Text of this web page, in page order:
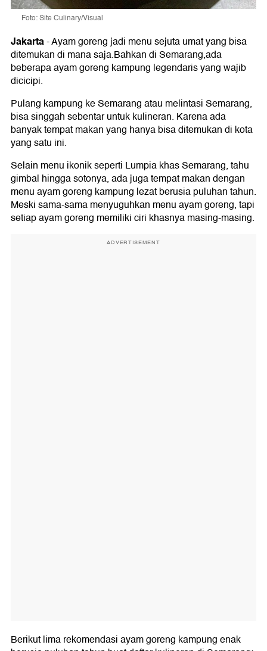
Foto: Site Culinary/Visual
Jakarta-Ayam goreng jadi menu sejuta umat yang bisa
ditemukan di mana saja.Bahkan di Semarang,ada
beberapa ayam goreng kampung legendaris yang wajib
dicicipi.
Pulang kampung ke Semarang atau melintasi Semarang,
bisa singgah sebentar untuk kulineran. Karena ada
banyak tempat makan yang hanya bisa ditemukan di kota
yang satu ini.
Selain menu ikonik seperti Lumpia khas Semarang, tahu
gimbal hingga sotonya, ada juga tempat makan dengan
menu ayam goreng kampung lezat berusia puluhan tahun.
Meski sama-sama menyuguhkan menu ayam goreng, tapi
setiap ayam goreng memiliki ciri khasnya masing-masing.
ADVERTISEMENT
Berikut lima rekomendasi ayam goreng kampung enak